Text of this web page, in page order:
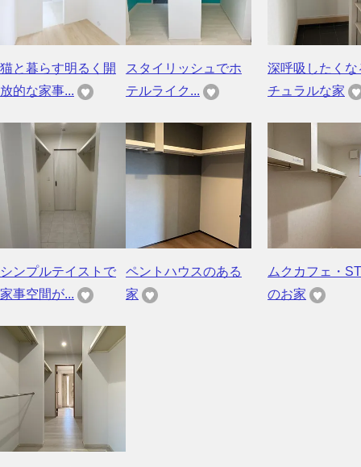
猫と暮らす明るく開
放的な家事...
スタイリッシュでホ
テルライク...
深呼吸したくな
チュラルな家
シンプルテイストで
家事空間が...
ペントハウスのある
家
ムクカフェ・
のお家